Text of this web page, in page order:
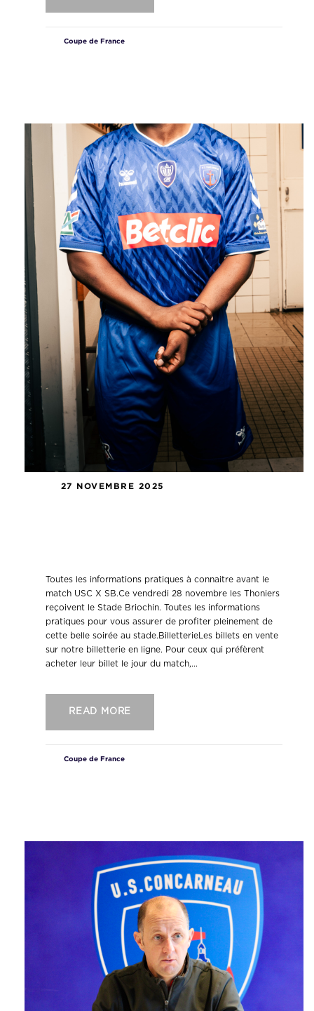
Coupe de France
27 NOVEMBRE 2025
Toutes les informations pratiques à connaitre avant le
match USC X SB.Ce vendredi 28 novembre les Thoniers
reçoivent le Stade Briochin. Toutes les informations
pratiques pour vous assurer de profiter pleinement de
cette belle soirée au stade.BilletterieLes billets en vente
sur notre billetterie en ligne. Pour ceux qui préfèrent
acheter leur billet le jour du match,...
READ MORE
Coupe de France